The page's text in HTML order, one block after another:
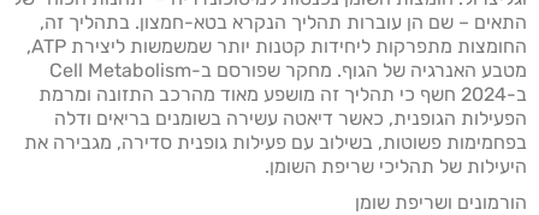
התאים – שם הן עוברות תהליך הנקרא בטא-חמצון. בתהליך זה,
החומצות מתפרקות ליחידות קטנות יותר שמשמשות ליצירת ATP,
מטבע האנרגיה של הגוף. מחקר שפורסם ב-Cell Metabolism
ב-2024 חשף כי תהליך זה מושפע מאוד מהרכב התזונה ומרמת
הפעילות הגופנית, כאשר דיאטה עשירה בשומנים בריאים ודלה
בפחמימות פשוטות, בשילוב עם פעילות גופנית סדירה, מגבירה את
היעילות של תהליכי שריפת השומן.
הורמונים ושריפת שומן